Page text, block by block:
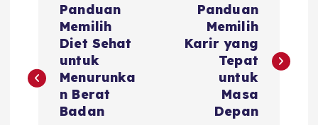
s
Panduan
Memilih
Diet Sehat
untuk
Menurunka
n Berat
Badan
Panduan
Memilih
Karir yang
Tepat
untuk
Masa
Depan